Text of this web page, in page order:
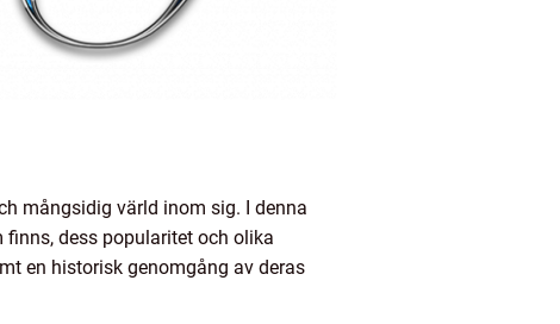
mångsidig värld inom sig. I denna
finns, dess popularitet och olika
en historisk genomgång av deras